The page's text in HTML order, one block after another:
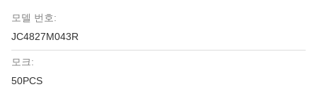
모델 번호:
JC4827M043R
모크:
50PCS